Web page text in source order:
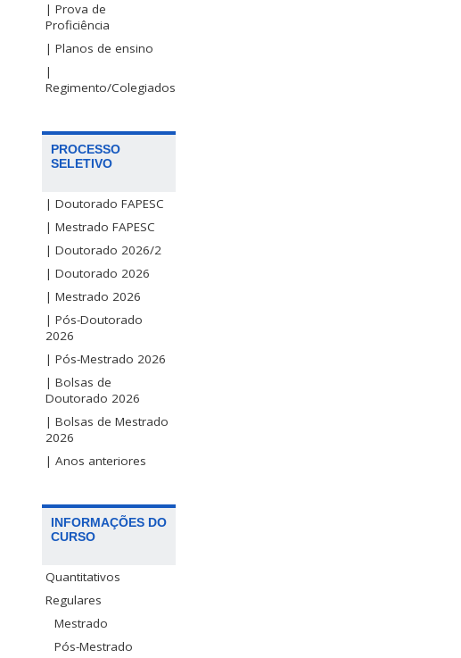
| Prova de
Proficiência
| Planos de ensino
|
Regimento/Colegiados
PROCESSO
SELETIVO
| Doutorado FAPESC
| Mestrado FAPESC
| Doutorado 2026/2
| Doutorado 2026
| Mestrado 2026
| Pós-Doutorado
2026
| Pós-Mestrado 2026
| Bolsas de
Doutorado 2026
| Bolsas de Mestrado
2026
| Anos anteriores
INFORMAÇÕES DO
CURSO
Quantitativos
Regulares
Mestrado
Pós-Mestrado